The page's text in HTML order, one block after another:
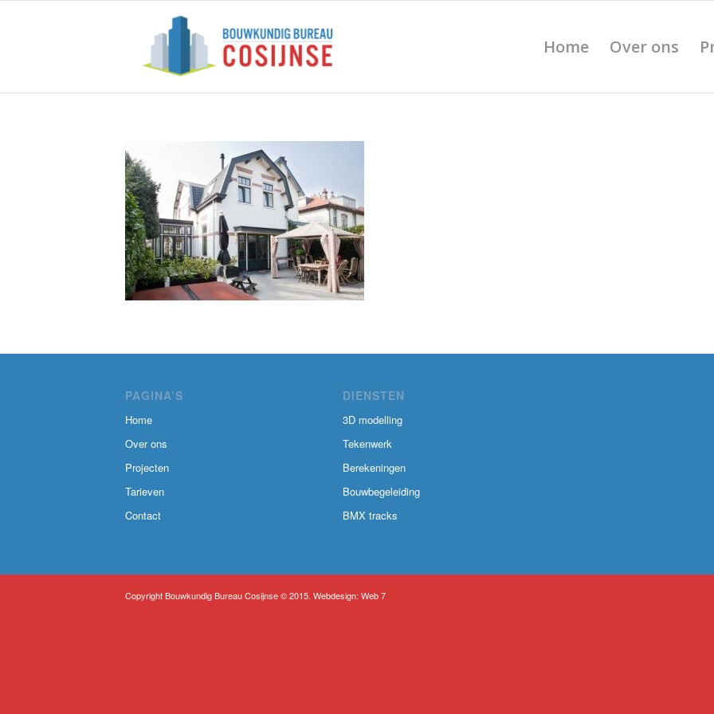
Home Over ons
PAGINA’S
Home
Over ons
Projecten
Tarieven
Contact
DIENSTEN
3D modelling
Tekenwerk
Berekeningen
Bouwbegeleiding
BMX tracks
Copyright Bouwkundig Bureau Cosijnse © 2015. Webdesign: Web 7